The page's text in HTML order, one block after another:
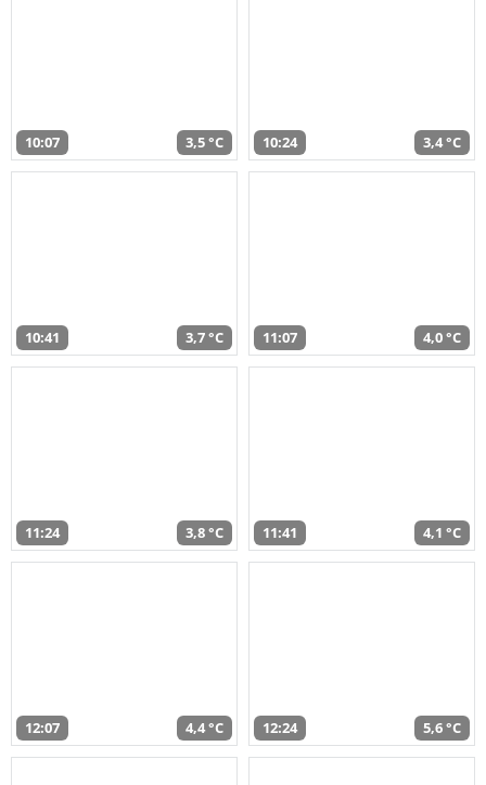
10:07 3,5 °C 10:24 3,4 °C
10:41 3,7 °C 11:07 4,0 °C
11:24 3,8 °C 11:41 4,1 °C
12:07 4,4 °C 12:24 5,6 °C